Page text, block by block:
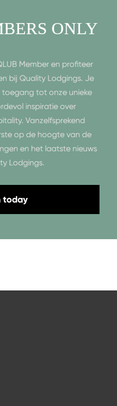
ONLY
Member en profiteer
bij Quality Lodgings. Je
tot onze unieke
inspiratie over
Vanzelfsprekend
op de hoogte van de
en het laatste nieuws
Lodgings.
today